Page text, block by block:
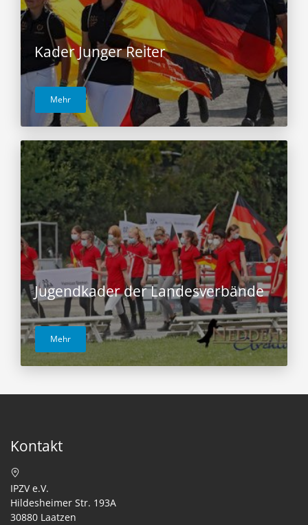
Kader Junger Reiter
Mehr
Jugendkader der Landesverbände
Mehr
Kontakt
IPZV e.V.
Hildesheimer Str. 193A
30880 Laatzen